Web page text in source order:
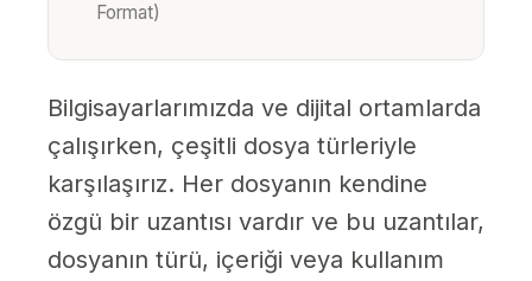
Format)
Bilgisayarlarımızda ve dijital ortamlarda
çalışırken, çeşitli dosya türleriyle
karşılaşırız. Her dosyanın kendine
özgü bir uzantısı vardır ve bu uzantılar,
dosyanın türü, içeriği veya kullanım